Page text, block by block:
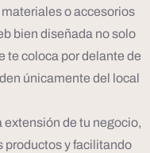
o accesorios
bien diseñada no solo
te coloca por delante de
únicamente del local
de tu negocio,
productos y facilitando